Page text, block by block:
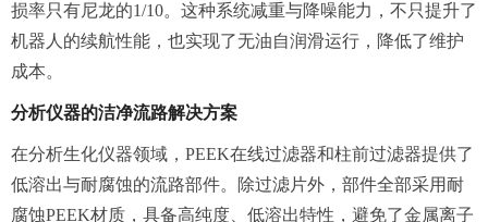
损率只有尼龙的1/10。这种系统减重与降噪能力，不只提升了
机器人的续航性能，也实现了无油自润滑运行，降低了维护
成本。
分析仪器的洁净流路解决方案
在分析生化仪器领域，PEEK在线过滤器和柱前过滤器提供了
低溶出与耐腐蚀的流路部件。除过滤片外，部件全部采用耐
腐蚀PEEK材质，具备高纯度、低溶出特性，避免了金属离子